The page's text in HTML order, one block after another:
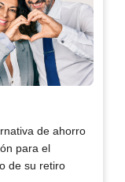
de ahorro
para el
de su retiro